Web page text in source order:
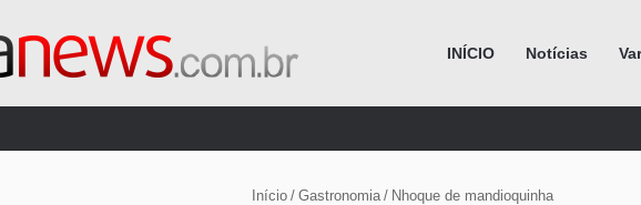
INÍCIO Notícias
Início / Gastronomia / Nhoque de mandioquinha